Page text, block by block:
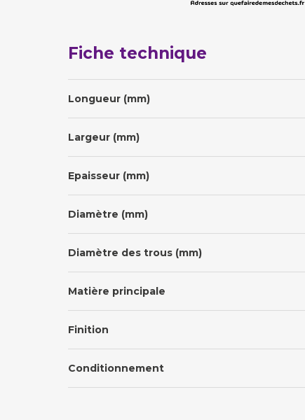
Fiche technique
Longueur (mm)
Largeur (mm)
Epaisseur (mm)
Diamètre (mm)
Diamètre des trous (mm)
Matière principale
Finition
Conditionnement